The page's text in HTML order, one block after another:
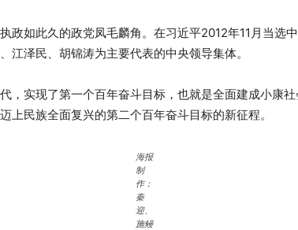
政如此久的政党凤毛麟角。在习近平2012年11月当选
江泽民、胡锦涛为主要代表的中央领导集体。
，实现了第一个百年奋斗目标，也就是全面建成小康
上民族全面复兴的第二个百年奋斗目标的新征程。
海报
制
作：
秦
迎、
施鳗